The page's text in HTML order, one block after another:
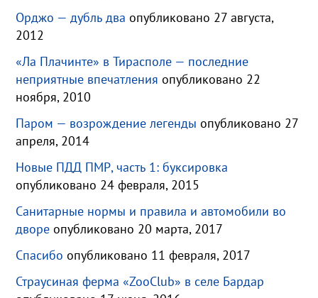
Орджо — дубль два опубликовано 27 августа,
2012
«Ла Плачинте» в Тирасполе — последние
неприятные впечатления опубликовано 22
ноября, 2010
Паром — возрождение легенды опубликовано 27
апреля, 2014
Новые ПДД ПМР, часть 1: буксировка
опубликовано 24 февраля, 2015
Санитарные нормы и правила и автомобили во
дворе опубликовано 20 марта, 2017
Спасибо опубликовано 11 февраля, 2017
Страусиная ферма «ZooClub» в селе Бардар